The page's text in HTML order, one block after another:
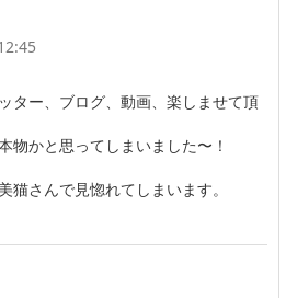
ター、ブログ、動画、楽しませて頂
物かと思ってしまいました〜！
猫さんで見惚れてしまいます。